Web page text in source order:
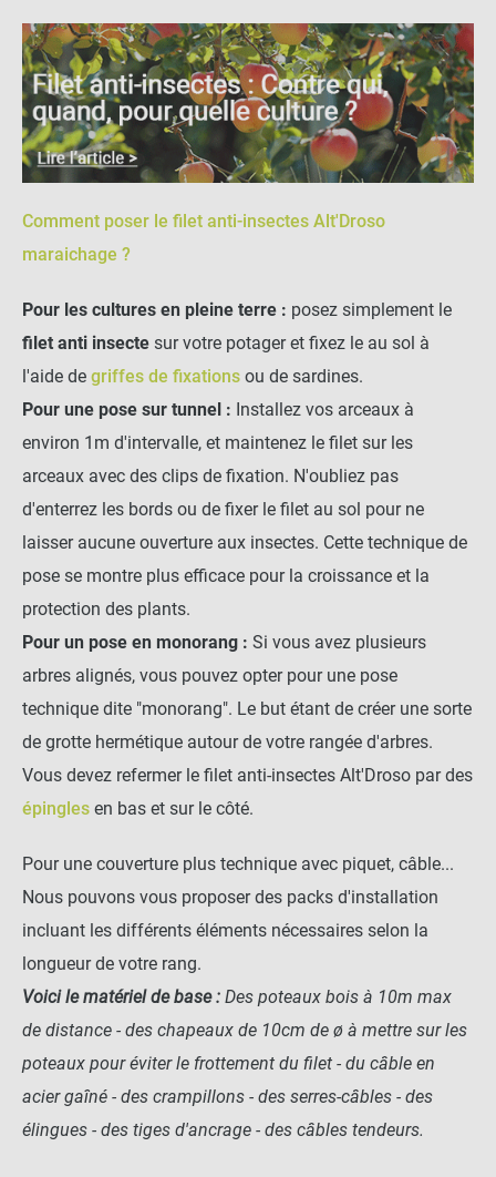
Comment poser le filet anti-insectes Alt'Droso
maraichage ?
Pour les cultures en pleine terre : posez simplement le
filet anti insecte sur votre potager et fixez le au sol à
l'aide de griffes de fixations ou de sardines.
Pour une pose sur tunnel : Installez vos arceaux à
environ 1m d'intervalle, et maintenez le filet sur les
arceaux avec des clips de fixation. N'oubliez pas
d'enterrez les bords ou de fixer le filet au sol pour ne
laisser aucune ouverture aux insectes. Cette technique de
pose se montre plus efficace pour la croissance et la
protection des plants.
Pour un pose en monorang : Si vous avez plusieurs
arbres alignés, vous pouvez opter pour une pose
technique dite "monorang". Le but étant de créer une sorte
de grotte hermétique autour de votre rangée d'arbres.
Vous devez refermer le filet anti-insectes Alt'Droso par des
épingles en bas et sur le côté.
Pour une couverture plus technique avec piquet, câble...
Nous pouvons vous proposer des packs d'installation
incluant les différents éléments nécessaires selon la
longueur de votre rang.
Voici le matériel de base : Des poteaux bois à 10m max
de distance - des chapeaux de 10cm de ø à mettre sur les
poteaux pour éviter le frottement du filet - du câble en
acier gaîné - des crampillons - des serres-câbles - des
élingues - des tiges d'ancrage - des câbles tendeurs.